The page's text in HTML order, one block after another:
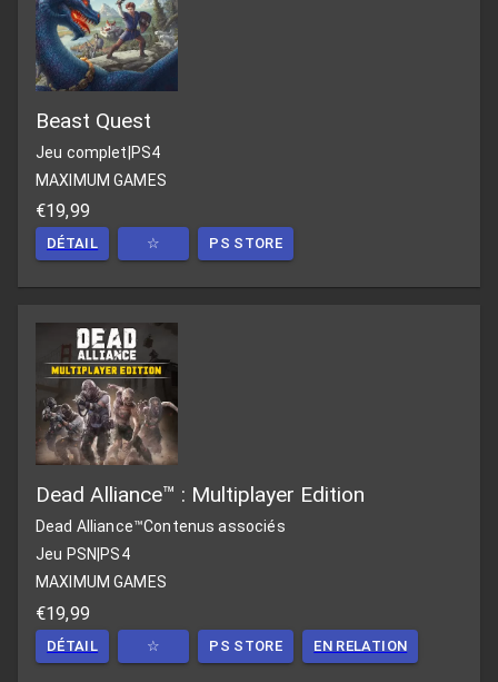
Beast Quest
Jeu complet PS4
MAXIMUM GAMES
€19,99
DÉTAIL ☆ PS STORE
Dead Alliance™ : Multiplayer Edition
Dead Alliance™Contenus associés
Jeu PSN PS4
MAXIMUM GAMES
€19,99
DÉTAIL ☆ PS STORE EN RELATION